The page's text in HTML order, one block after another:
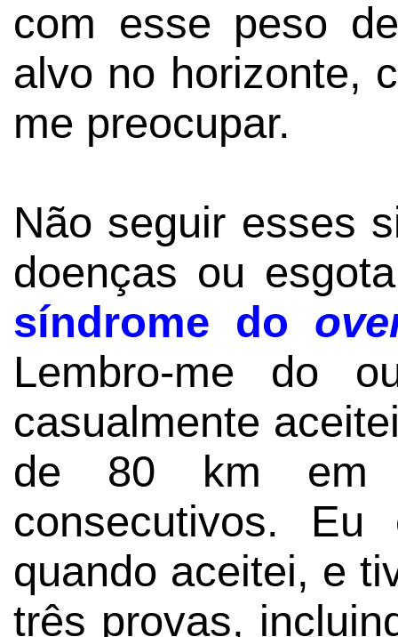
com esse peso
alvo no horizonte,
me preocupar.
Não seguir esses
doenças ou
síndrome do
Lembro-me do
casualmente
de 80 km em
consecutivos.
quando aceitei, e
três provas,